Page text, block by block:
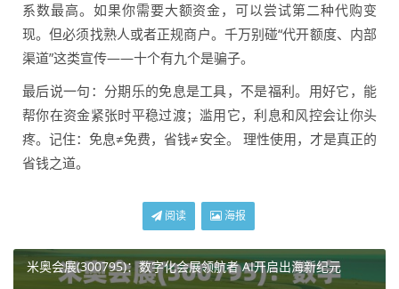
系数最高。如果你需要大额资金，可以尝试第二种代购变
现。但必须找熟人或者正规商户。千万别碰“代开额度、内部
渠道”这类宣传——十个有九个是骗子。
最后说一句：分期乐的免息是工具，不是福利。用好它，能
帮你在资金紧张时平稳过渡；滥用它，利息和风控会让你头
疼。记住：免息≠免费，省钱≠安全。 理性使用，才是真正的
省钱之道。
阅读 海报
米奥会展(300795)：数字化会展领航者 AI开启出海新纪元